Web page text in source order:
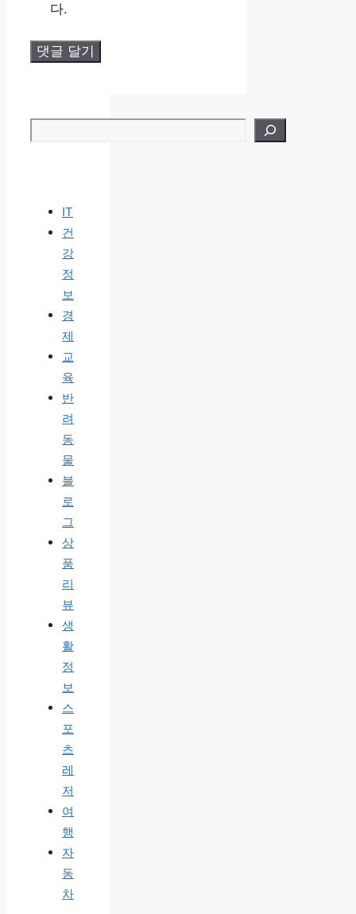
다.
IT
건
강
정
보
경
제
교
육
반
려
동
물
블
로
그
상
품
리
뷰
생
활
정
보
스
포
츠
레
저
여
행
자
동
차